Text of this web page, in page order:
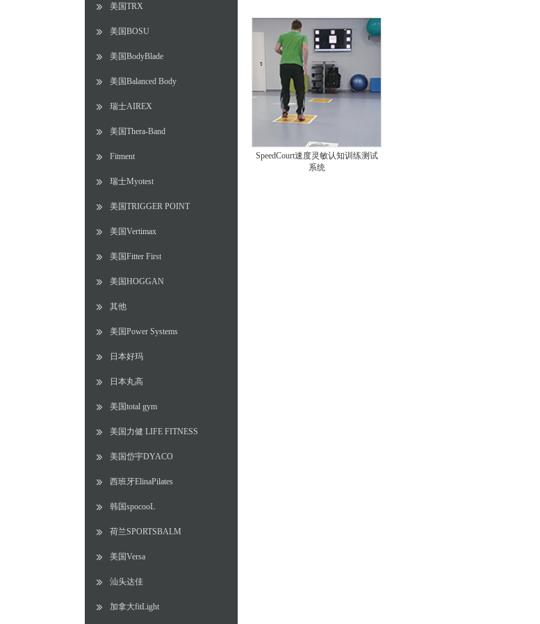
美国TRX
美国BOSU
美国BodyBlade
美国Balanced Body
瑞士AIREX
美国Thera-Band
Fitment
瑞士Myotest
美国TRIGGER POINT
美国Vertimax
美国Fitter First
美国HOGGAN
其他
美国Power Systems
日本好玛
日本丸高
美国total gym
美国力健 LIFE FITNESS
美国岱宇DYACO
西班牙ElinaPilates
韩国spocooL
荷兰SPORTSBALM
美国Versa
汕头达佳
加拿大fitLight
SpeedCourt速度灵敏认知训练测试
系统